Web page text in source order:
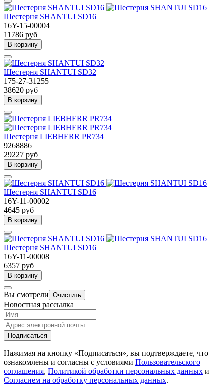
Шестерня SHANTUI SD16
16Y-15-00004
11786 руб
В корзину
Шестерня SHANTUI SD32
175-27-31255
38620 руб
В корзину
Шестерня LIEBHERR PR734
9268886
29227 руб
В корзину
Шестерня SHANTUI SD16
16Y-11-00002
4645 руб
В корзину
Шестерня SHANTUI SD16
16Y-11-00008
6357 руб
В корзину
Вы смотрели Очистить
Новостная рассылка
Подписаться
Нажимая на кнопку «Подписаться», вы подтверждаете, что
ознакомлены и согласны с условиями Пользовательского
соглашения, Политикой обработки персональных данных и
Согласием на обработку персональных данных.